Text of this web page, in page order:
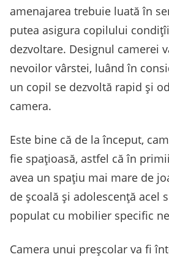
amenajarea trebuie luată în
putea asigura copilului
dezvoltare. Designul camerei
nevoilor vârstei, luând în
un copil se dezvoltă rapid și
camera.
Este bine că de la început,
fie spațioasă, astfel că în
avea un spațiu mai mare de
de școală și adolescență acel
populat cu mobilier specific
Camera unui preșcolar va fi